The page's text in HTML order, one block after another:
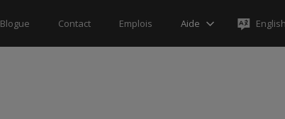
Blogue Contact Emplois Aide English